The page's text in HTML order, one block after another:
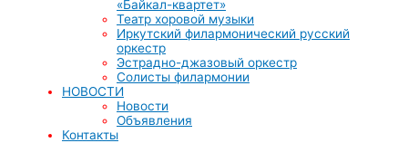
«Байкал-квартет»
Театр хоровой музыки
Иркутский филармонический русский
оркестр
Эстрадно-джазовый оркестр
Солисты филармонии
НОВОСТИ
Новости
Объявления
Контакты